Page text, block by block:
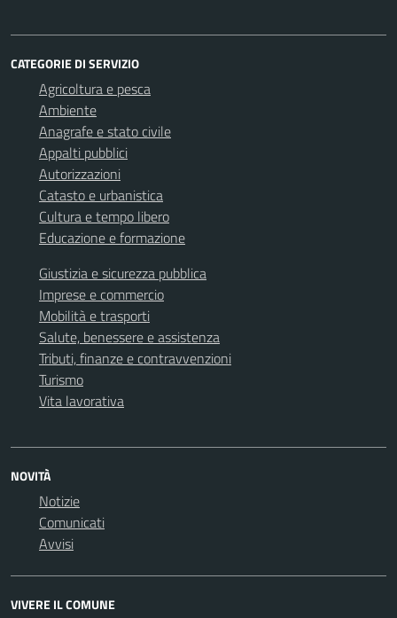
CATEGORIE DI SERVIZIO
Agricoltura e pesca
Ambiente
Anagrafe e stato civile
Appalti pubblici
Autorizzazioni
Catasto e urbanistica
Cultura e tempo libero
Educazione e formazione
Giustizia e sicurezza pubblica
Imprese e commercio
Mobilità e trasporti
Salute, benessere e assistenza
Tributi, finanze e contravvenzioni
Turismo
Vita lavorativa
NOVITÀ
Notizie
Comunicati
Avvisi
VIVERE IL COMUNE